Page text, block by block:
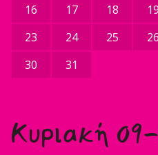
16
17 18 19
23
24 25 26
30
31
Κυριακή